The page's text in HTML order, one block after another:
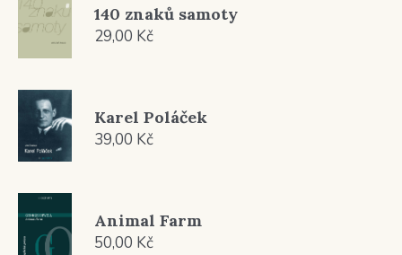
140 znaků samoty
29,00 Kč
Karel Poláček
39,00 Kč
Animal Farm
50,00 Kč